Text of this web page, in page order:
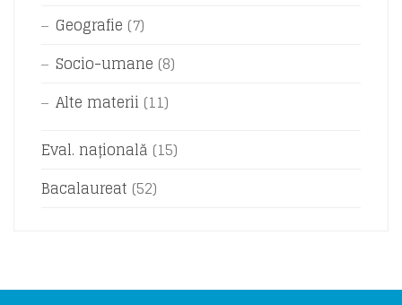
Geografie (7)
Socio-umane (8)
Alte materii (11)
Eval. națională (15)
Bacalaureat (52)